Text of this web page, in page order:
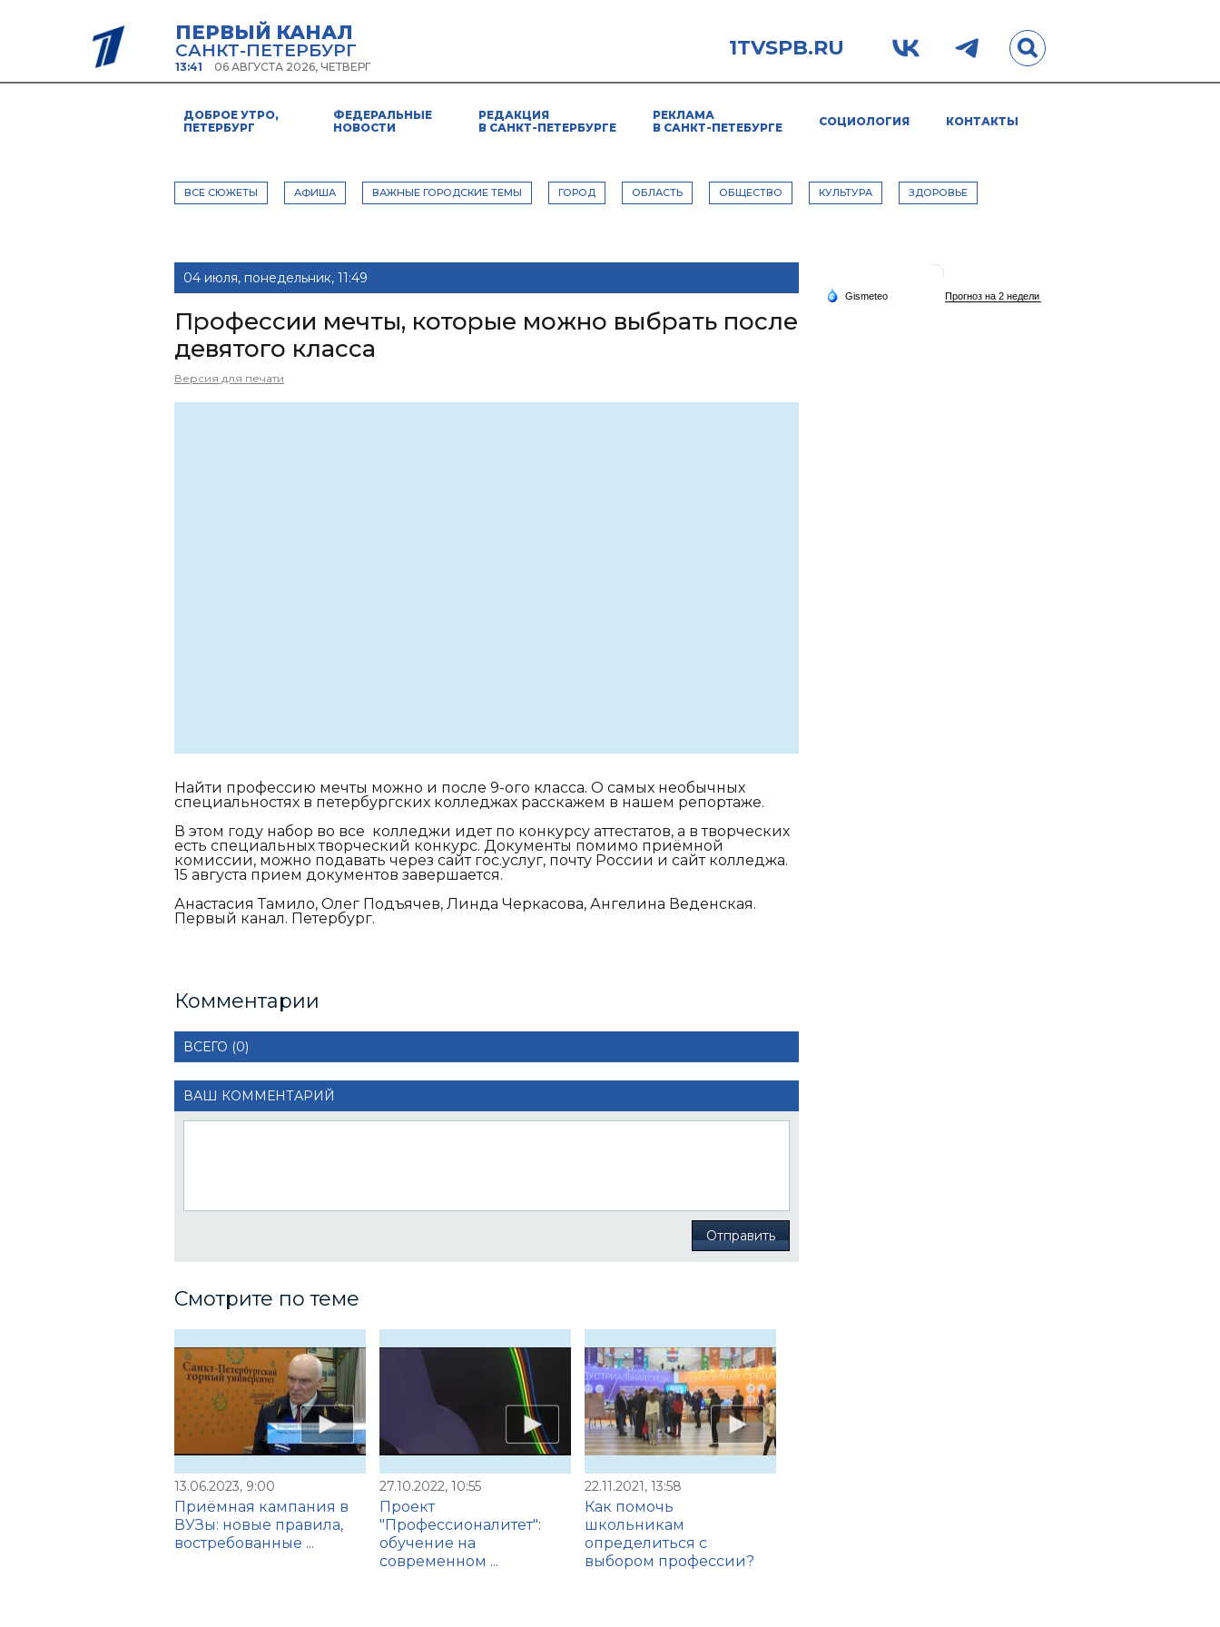
ПЕРВЫЙ КАНАЛ
САНКТ-ПЕТЕРБУРГ
13:41 06 АВГУСТА 2026, ЧЕТВЕРГ
1TVSPB.RU
ДОБРОЕ УТРО,
ПЕТЕРБУРГ
ФЕДЕРАЛЬНЫЕ
НОВОСТИ
РЕДАКЦИЯ
В САНКТ-ПЕТЕРБУРГЕ
РЕКЛАМА
В САНКТ-ПЕТЕБУРГЕ
СОЦИОЛОГИЯ КОНТАКТЫ
ВСЕ СЮЖЕТЫ АФИША ВАЖНЫЕ ГОРОДСКИЕ ТЕМЫ ГОРОД ОБЛАСТЬ ОБЩЕСТВО КУЛЬТУРА ЗДОРОВЬЕ
04 июля, понедельник, 11:49
Профессии мечты, которые можно выбрать после
девятого класса
Версия для печати
Найти профессию мечты можно и после 9-ого класса. О самых необычных
специальностях в петербургских колледжах расскажем в нашем репортаже.
В этом году набор во все колледжи идет по конкурсу аттестатов, а в творческих
есть специальных творческий конкурс. Документы помимо приёмной
комиссии, можно подавать через сайт гос.услуг, почту России и сайт колледжа.
15 августа прием документов завершается.
Анастасия Тамило, Олег Подъячев, Линда Черкасова, Ангелина Веденская.
Первый канал. Петербург.
Комментарии
ВСЕГО (0)
ВАШ КОММЕНТАРИЙ
Отправить
Смотрите по теме
13.06.2023, 9:00
Приёмная кампания в
ВУЗы: новые правила,
востребованные ...
27.10.2022, 10:55
Проект
"Профессионалитет":
обучение на
современном ...
22.11.2021, 13:58
Как помочь
школьникам
определиться с
выбором профессии?